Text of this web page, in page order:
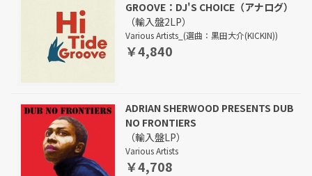
GROOVE：DJ'S CHOICE（アナログ）
（輸入盤2LP）
Various Artists_(選曲：黒田大介(KICKIN))
￥4,840
ADRIAN SHERWOOD PRESENTS DUB
NO FRONTIERS
（輸入盤LP）
Various Artists
￥4,708